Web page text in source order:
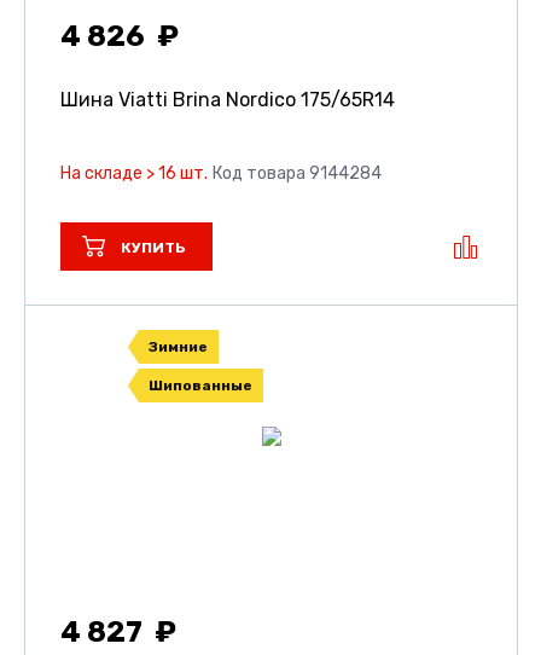
4 826
Шина Viatti Brina Nordico 175/65R14
На складе > 16 шт. Код товара 9144284
КУПИТЬ
Зимние
Шипованные
4 827